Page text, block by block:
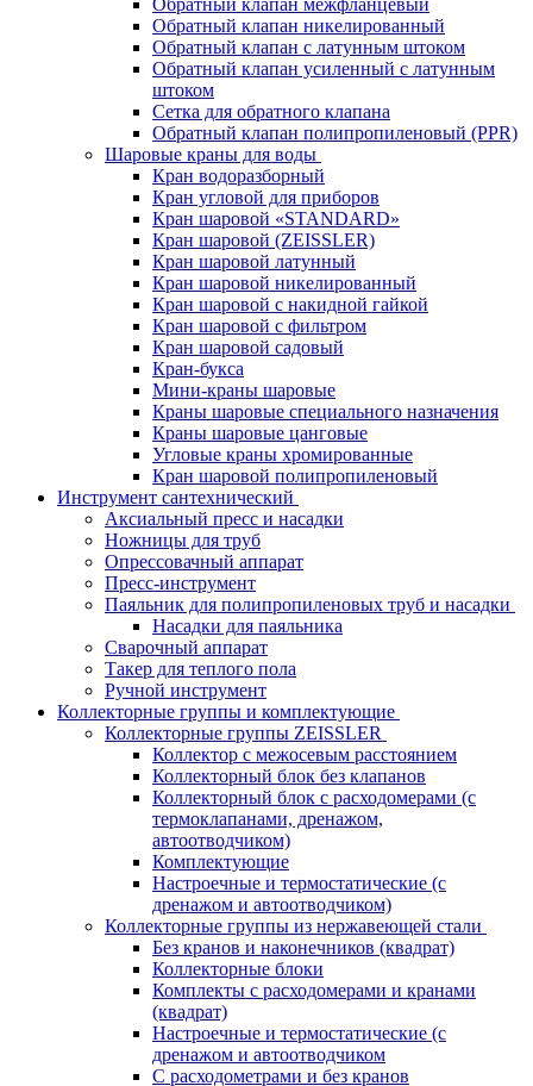
Обратный клапан межфланцевый
Обратный клапан никелированный
Обратный клапан с латунным штоком
Обратный клапан усиленный с латунным
штоком
Сетка для обратного клапана
Обратный клапан полипропиленовый (PPR)
Шаровые краны для воды
Кран водоразборный
Кран угловой для приборов
Кран шаровой «STANDARD»
Кран шаровой (ZEISSLER)
Кран шаровой латунный
Кран шаровой никелированный
Кран шаровой с накидной гайкой
Кран шаровой с фильтром
Кран шаровой садовый
Кран-букса
Мини-краны шаровые
Краны шаровые специального назначения
Краны шаровые цанговые
Угловые краны хромированные
Кран шаровой полипропиленовый
Инструмент сантехнический
Аксиальный пресс и насадки
Ножницы для труб
Опрессовачный аппарат
Пресс-инструмент
Паяльник для полипропиленовых труб и насадки
Насадки для паяльника
Сварочный аппарат
Такер для теплого пола
Ручной инструмент
Коллекторные группы и комплектующие
Коллекторные группы ZEISSLER
Коллектор с межосевым расстоянием
Коллекторный блок без клапанов
Коллекторный блок с расходомерами (с
термоклапанами, дренажом,
автоотводчиком)
Комплектующие
Настроечные и термостатические (с
дренажом и автоотводчиком)
Коллекторные группы из нержавеющей стали
Без кранов и наконечников (квадрат)
Коллекторные блоки
Комплекты с расходомерами и кранами
(квадрат)
Настроечные и термостатические (с
дренажом и автоотводчиком
С расходометрами и без кранов